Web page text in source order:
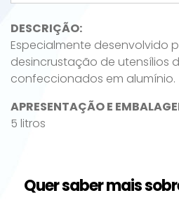
DESCRIÇÃO:
Especialmente desenvolvido
desincrustação de utensílios
confeccionados em alumínio.
APRESENTAÇÃO E
5 litros
Quer saber mais